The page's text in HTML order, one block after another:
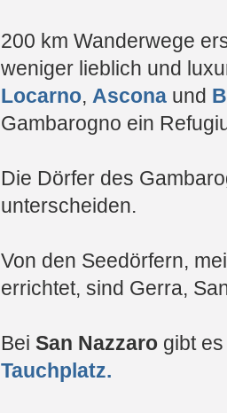
200 km Wanderwege
weniger lieblich und
Locarno, Ascona und
Gambarogno ein
Die Dörfer des
unterscheiden.
Von den Seedörfern,
errichtet, sind Gerra,
Bei San Nazzaro gibt
Tauchplatz.